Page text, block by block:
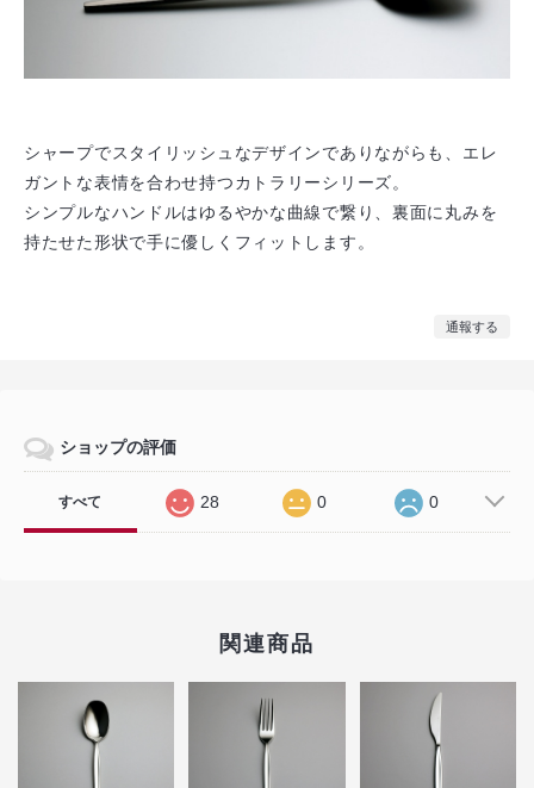
シャープでスタイリッシュなデザインでありながらも、エレ
ガントな表情を合わせ持つカトラリーシリーズ。
シンプルなハンドルはゆるやかな曲線で繋り、裏面に丸みを
持たせた形状で手に優しくフィットします。
通報する
ショップの評価
すべて 28 0 0
関連商品